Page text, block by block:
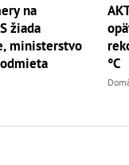
na
žiada
ministerstvo
°C